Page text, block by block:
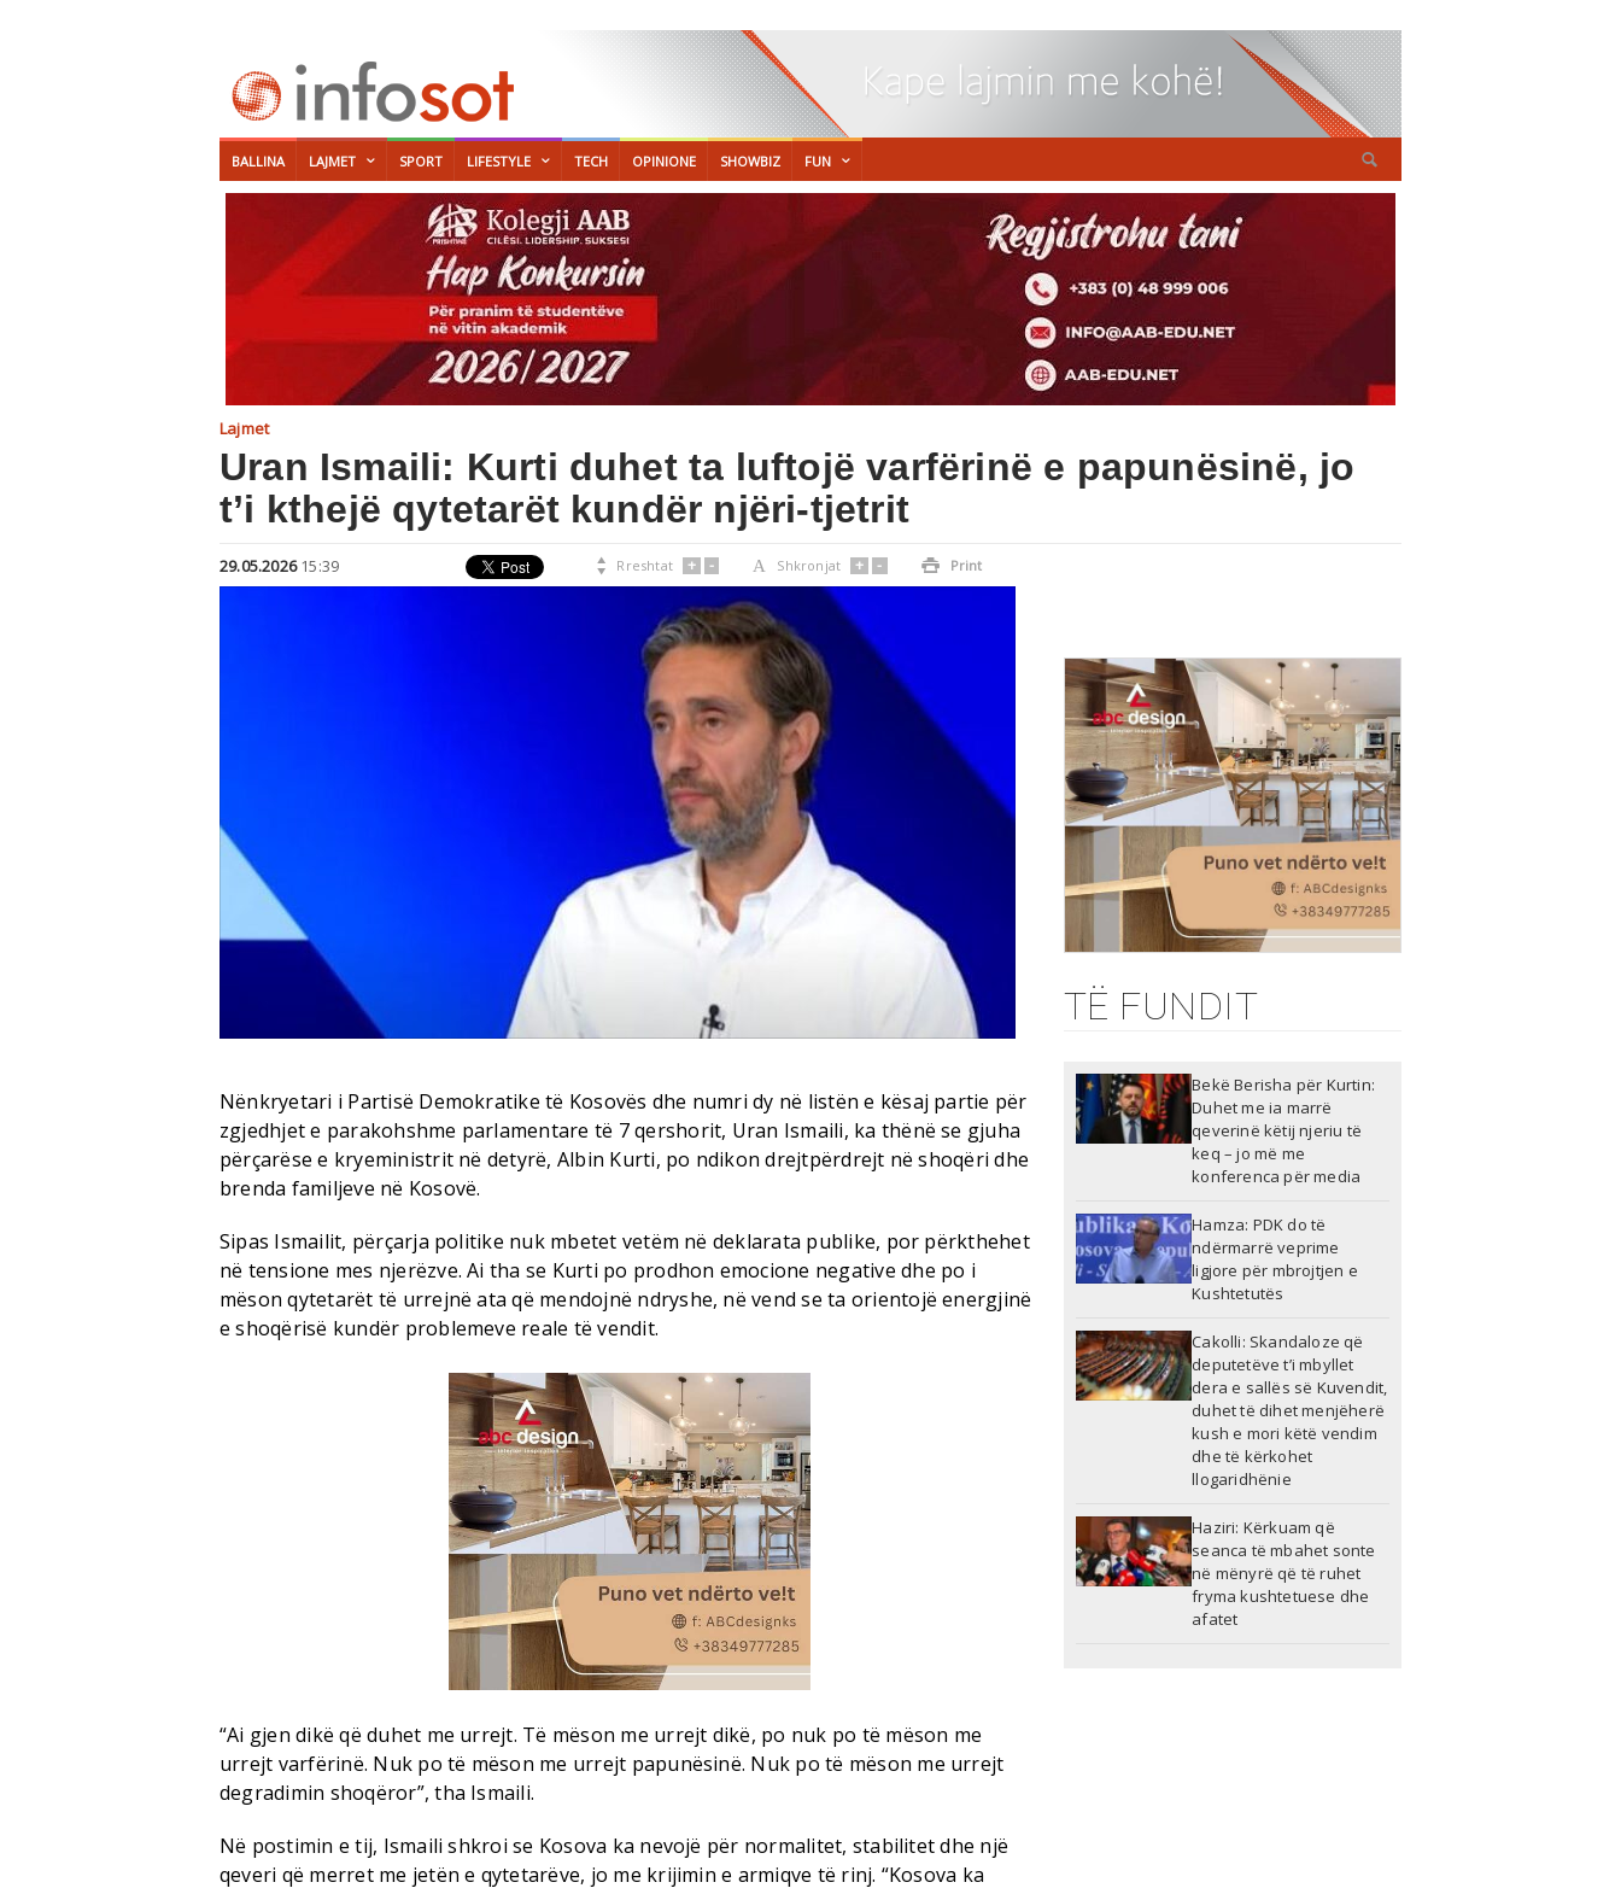
BALLINA LAJMET SPORT LIFESTYLE TECH OPINIONE SHOWBIZ FUN
Lajmet
Uran Ismaili: Kurti duhet ta luftojë varfërinë e papunësinë, jo
t’i kthejë qytetarët kundër njëri-tjetrit
29.05.2026 15:39  Rreshtat + - A Shkronjat + -  Print
Nënkryetari i Partisë Demokratike të Kosovës dhe numri dy në listën e kësaj partie për
zgjedhjet e parakohshme parlamentare të 7 qershorit, Uran Ismaili, ka thënë se gjuha
përçarëse e kryeministrit në detyrë, Albin Kurti, po ndikon drejtpërdrejt në shoqëri dhe
brenda familjeve në Kosovë.
Sipas Ismailit, përçarja politike nuk mbetet vetëm në deklarata publike, por përkthehet
në tensione mes njerëzve. Ai tha se Kurti po prodhon emocione negative dhe po i
mëson qytetarët të urrejnë ata që mendojnë ndryshe, në vend se ta orientojë energjinë
e shoqërisë kundër problemeve reale të vendit.
“Ai gjen dikë që duhet me urrejt. Të mëson me urrejt dikë, po nuk po të mëson me
urrejt varfërinë. Nuk po të mëson me urrejt papunësinë. Nuk po të mëson me urrejt
degradimin shoqëror”, tha Ismaili.
Në postimin e tij, Ismaili shkroi se Kosova ka nevojë për normalitet, stabilitet dhe një
qeveri që merret me jetën e qytetarëve, jo me krijimin e armiqve të rinj. “Kosova ka
TË FUNDIT
Bekë Berisha për Kurtin:
Duhet me ia marrë
qeverinë këtij njeriu të
keq – jo më me
konferenca për media
Hamza: PDK do të
ndërmarrë veprime
ligjore për mbrojtjen e
Kushtetutës
Cakolli: Skandaloze që
deputetëve t’i mbyllet
dera e sallës së Kuvendit,
duhet të dihet menjëherë
kush e mori këtë vendim
dhe të kërkohet
llogaridhënie
Haziri: Kërkuam që
seanca të mbahet sonte
në mënyrë që të ruhet
fryma kushtetuese dhe
afatet